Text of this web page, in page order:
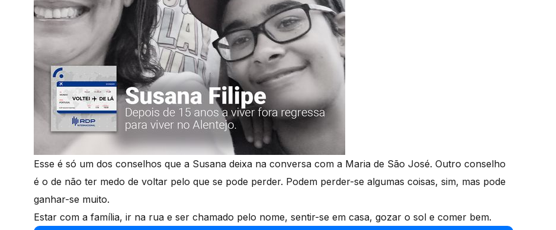
Esse é só um dos conselhos que a Susana deixa na conversa com a Maria de São José. Outro conselho
é o de não ter medo de voltar pelo que se pode perder. Podem perder-se algumas coisas, sim, mas pode
ganhar-se muito.
Estar com a família, ir na rua e ser chamado pelo nome, sentir-se em casa, gozar o sol e comer bem.